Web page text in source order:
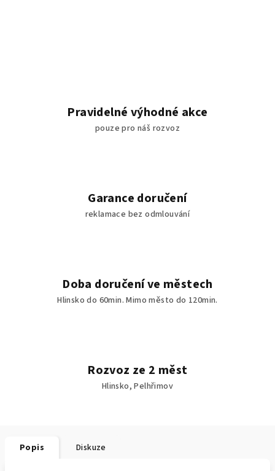
Pravidelné výhodné akce
pouze pro náš rozvoz
Garance doručení
reklamace bez odmlouvání
Doba doručení ve městech
Hlinsko do 60min. Mimo město do 120min.
Rozvoz ze 2 měst
Hlinsko, Pelhřimov
Popis Diskuze